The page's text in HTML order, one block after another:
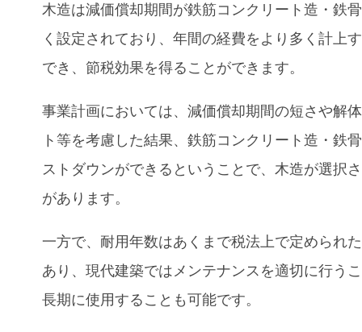
木造は減価償却期間が鉄筋コンクリート造・鉄
く設定されており、年間の経費をより多く計上
でき、節税効果を得ることができます。
事業計画においては、減価償却期間の短さや解
ト等を考慮した結果、鉄筋コンクリート造・鉄
ストダウンができるということで、木造が選択
があります。
一方で、耐用年数はあくまで税法上で定められ
あり、現代建築ではメンテナンスを適切に行う
長期に使用することも可能です。